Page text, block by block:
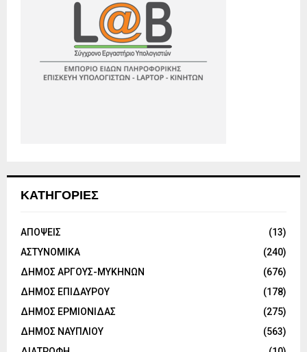
ΚΑΤΗΓΟΡΙΕΣ
ΑΠΟΨΕΙΣ
(13)
ΑΣΤΥΝΟΜΙΚΑ
(240)
ΔΗΜΟΣ ΑΡΓΟΥΣ-ΜΥΚΗΝΩΝ
(676)
ΔΗΜΟΣ ΕΠΙΔΑΥΡΟΥ
(178)
ΔΗΜΟΣ ΕΡΜΙΟΝΙΔΑΣ
(275)
ΔΗΜΟΣ ΝΑΥΠΛΙΟΥ
(563)